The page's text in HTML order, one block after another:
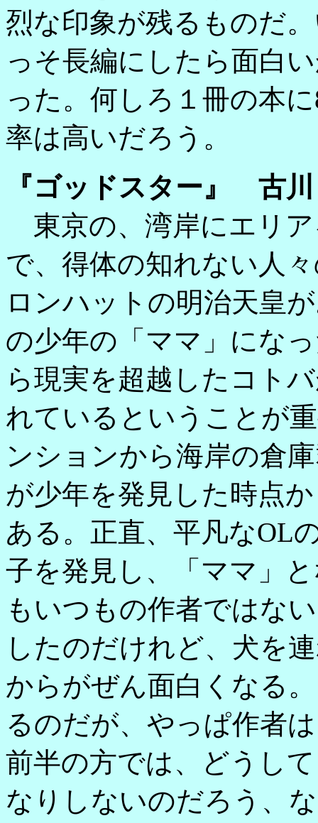
烈な印象が残るものだ
っそ長編にしたら面白
った。何しろ１冊の本
率は高いだろう。
『ゴッドスター』 古
東京の、湾岸にエリ
で、得体の知れない人
ロンハットの明治天皇
の少年の「ママ」にな
ら現実を超越したコト
れているということが
ンションから海岸の倉
が少年を発見した時点
ある。正直、平凡なOL
子を発見し、「ママ」
もいつもの作者ではな
したのだけれど、犬を
からがぜん面白くなる
るのだが、やっぱ作者
前半の方では、どうし
なりしないのだろう、